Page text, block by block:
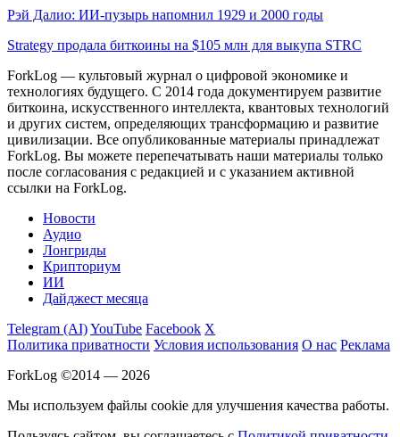
Рэй Далио: ИИ-пузырь напомнил 1929 и 2000 годы
Strategy продала биткоины на $105 млн для выкупа STRC
ForkLog — культовый журнал о цифровой экономике и
технологиях будущего. С 2014 года документируем развитие
биткоина, искусственного интеллекта, квантовых технологий
и других систем, определяющих трансформацию и развитие
цивилизации. Все опубликованные материалы принадлежат
ForkLog. Вы можете перепечатывать наши материалы только
после согласования с редакцией и с указанием активной
ссылки на ForkLog.
Новости
Аудио
Лонгриды
Крипториум
ИИ
Дайджест месяца
Telegram (AI)YouTube Facebook X
Политика приватности Условия использования О нас Реклама
ForkLog ©2014 — 2026
Мы используем файлы cookie для улучшения качества работы.